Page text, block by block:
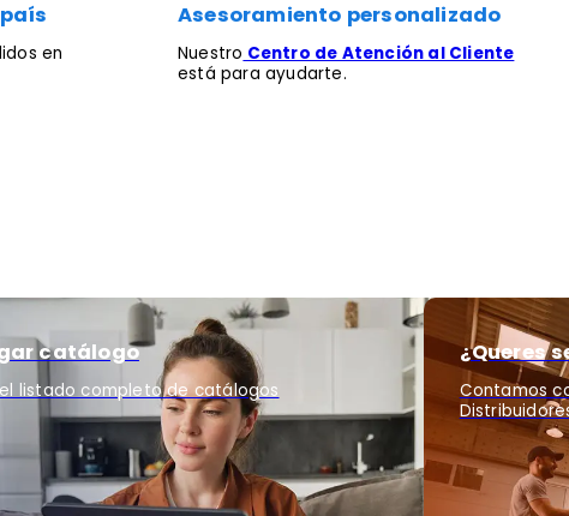
en
Asesoramiento personalizado
Nuestro Centro de Atención al Cliente
está para ayudarte.
catálogo
listado completo de catálogos
¿Queres
Contamos